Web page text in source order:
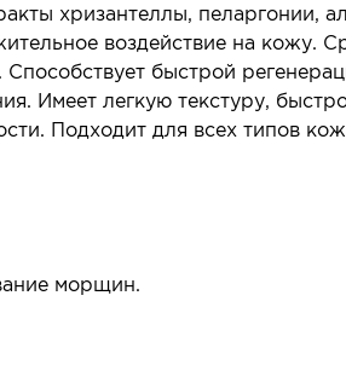
хризантеллы, пеларгонии,
воздействие на кожу.
быстрой
Имеет легкую текстуру,
Подходит для всех типов
морщин.